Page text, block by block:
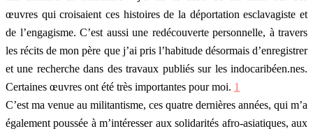
œuvres qui croisaient ces histoires de la déportation esclavagiste et
de l’engagisme. C’est aussi une redécouverte personnelle, à travers
les récits de mon père que j’ai pris l’habitude désormais d’enregistrer
et une recherche dans des travaux publiés sur les indocaribéen.nes.
Certaines œuvres ont été très importantes pour moi. 1
C’est ma venue au militantisme, ces quatre dernières années, qui m’a
également poussée à m’intéresser aux solidarités afro-asiatiques, aux